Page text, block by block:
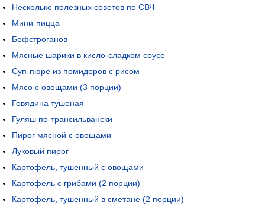
Несколько полезных советов по СВЧ
Мини-пицца
Бефстроганов
Мясные шарики в кисло-сладком соусе
Суп-пюре из помидоров с рисом
Мясо с овощами (3 порции)
Говядина тушеная
Гуляш по-трансильвански
Пирог мясной с овощами
Луковый пирог
Картофель, тушенный с овощами
Картофель с грибами (2 порции)
Картофель, тушенный в сметане (2 порции)